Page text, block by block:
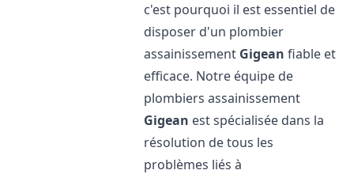
c'est pourquoi il est essentiel de
disposer d'un plombier
assainissement Gigean fiable et
efficace. Notre équipe de
plombiers assainissement
Gigean est spécialisée dans la
résolution de tous les
problèmes liés à